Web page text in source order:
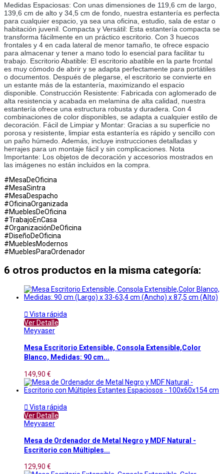
Medidas Espaciosas: Con unas dimensiones de 119,6 cm de largo,
139,6 cm de alto y 34,5 cm de fondo, nuestra estantería es perfecta
para cualquier espacio, ya sea una oficina, estudio, sala de estar o
habitación juvenil. Compacta y Versátil: Esta estantería compacta se
transforma fácilmente en un práctico escritorio. Con 3 huecos
frontales y 4 en cada lateral de menor tamaño, te ofrece espacio
para almacenar y tener a mano todo lo esencial para facilitar tu
trabajo. Escritorio Abatible: El escritorio abatible en la parte frontal
es muy cómodo de abrir y se adapta perfectamente para portátiles
o documentos. Después de plegarse, el escritorio se convierte en
un estante más de la estantería, maximizando el espacio
disponible. Construcción Resistente: Fabricada con aglomerado de
alta resistencia y acabada en melamina de alta calidad, nuestra
estantería ofrece una estructura robusta y duradera. Con 4
combinaciones de color disponibles, se adapta a cualquier estilo de
decoración. Fácil de Limpiar y Montar: Gracias a su superficie no
porosa y resistente, limpiar esta estantería es rápido y sencillo con
un paño húmedo. Además, incluye instrucciones detalladas y
herrajes para un montaje fácil y sin complicaciones. Nota
Importante: Los objetos de decoración y accesorios mostrados en
las imágenes no están incluidos en la compra.
#MesaDeOficina
#MesaSintra
#MesaDespacho
#OficinaOrganizada
#MueblesDeOficina
#TrabajoEnCasa
#OrganizaciónDeOficina
#DiseñoDeOficina
#MueblesModernos
#MueblesParaOrdenador
6 otros productos en la misma categoría:
 Vista rápida
Ver Detalle
Meyvaser
Mesa Escritorio Extensible, Consola Extensible,Color
Blanco, Medidas: 90 cm...
149,90 €
 Vista rápida
Ver Detalle
Meyvaser
Mesa de Ordenador de Metal Negro y MDF Natural -
Escritorio con Múltiples...
129,90 €